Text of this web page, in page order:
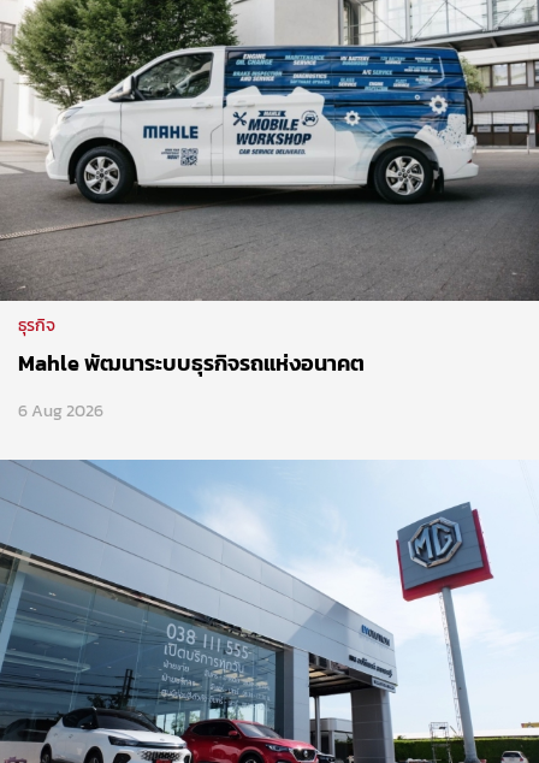
ธุรกิจ
Mahle พัฒนาระบบธุรกิจรถแห่งอนาคต
6 Aug 2026